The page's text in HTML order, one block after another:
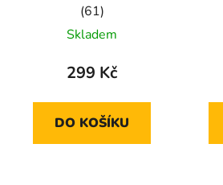
Průměrné
hodnocení
produktu
5,0
z
Skladem
299 Kč
DO KOŠÍKU